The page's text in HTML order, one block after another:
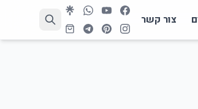
צור קשר